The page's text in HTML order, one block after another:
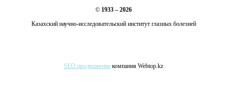
© 1933 – 2026
Казахский научно-исследовательский институт глазных болезней
SEO продвижение компания Webtop.kz